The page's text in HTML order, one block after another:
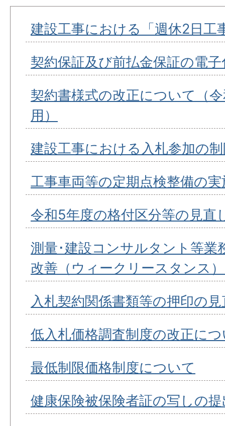
建設工事における「週休2日工
契約保証及び前払金保証の電
契約書様式の改正について（
用）
建設工事における入札参加の
工事車両等の定期点検整備の
令和5年度の格付区分等の見直
測量･建設コンサルタント等業
改善（ウィークリースタンス
入札契約関係書類等の押印の
低入札価格調査制度の改正に
最低制限価格制度について
健康保険被保険者証の写しの